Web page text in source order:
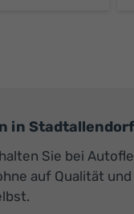
in
Sie bei
auf Qualität